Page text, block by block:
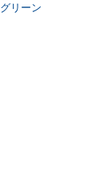
グリーン